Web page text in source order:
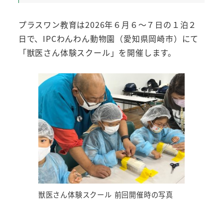
プラスワン教育は2026年６月６～７日の１泊２
日で、IPCわんわん動物園（愛知県岡崎市）にて
「獣医さん体験スクール」を開催します。
獣医さん体験スクール 前回開催時の写真